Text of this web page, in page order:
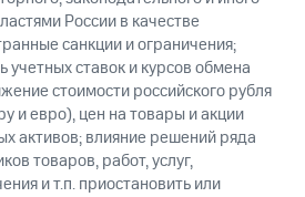
России в качестве
санкции и ограничения;
учетных ставок и курсов обмена
стоимости российского рубля
и евро), цен на товары и акции
активов; влияние решений ряда
товаров, работ, услуг,
и т.п. приостановить или